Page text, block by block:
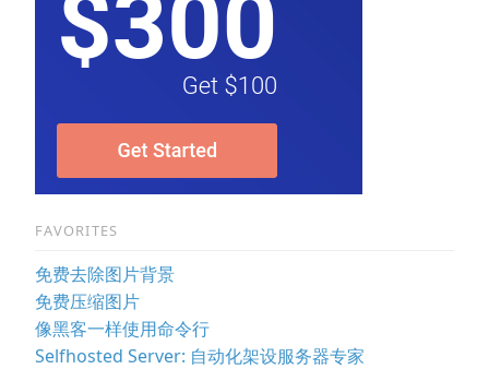
FAVORITES
免费去除图片背景
免费压缩图片
像黑客一样使用命令行
Selfhosted Server: 自动化架设服务器专家